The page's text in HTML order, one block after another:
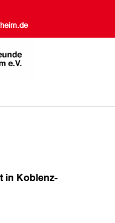
in Koblenz-